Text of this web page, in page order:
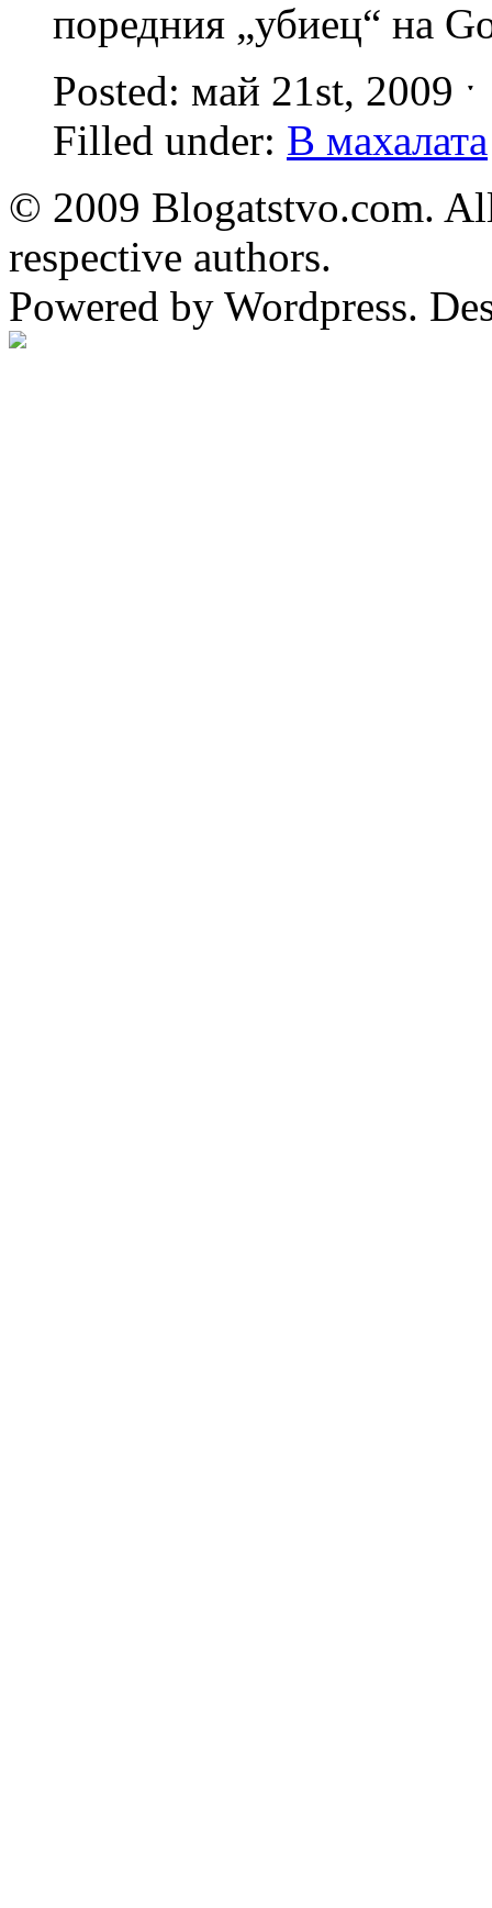
поредния „убиец“ на
Posted: май 21st, 2009
Filled under: В махалата
© 2009 Blogatstvo.com.
respective authors.
Powered by Wordpress.